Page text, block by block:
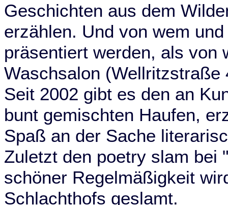
Geschichten aus dem
erzählen. Und von wem
präsentiert werden, als von
Waschsalon (Wellritzstraße
Seit 2002 gibt es den an
bunt gemischten Haufen,
Spaß an der Sache
Zuletzt den poetry slam bei
schöner Regelmäßigkeit
Schlachthofs geslamt.